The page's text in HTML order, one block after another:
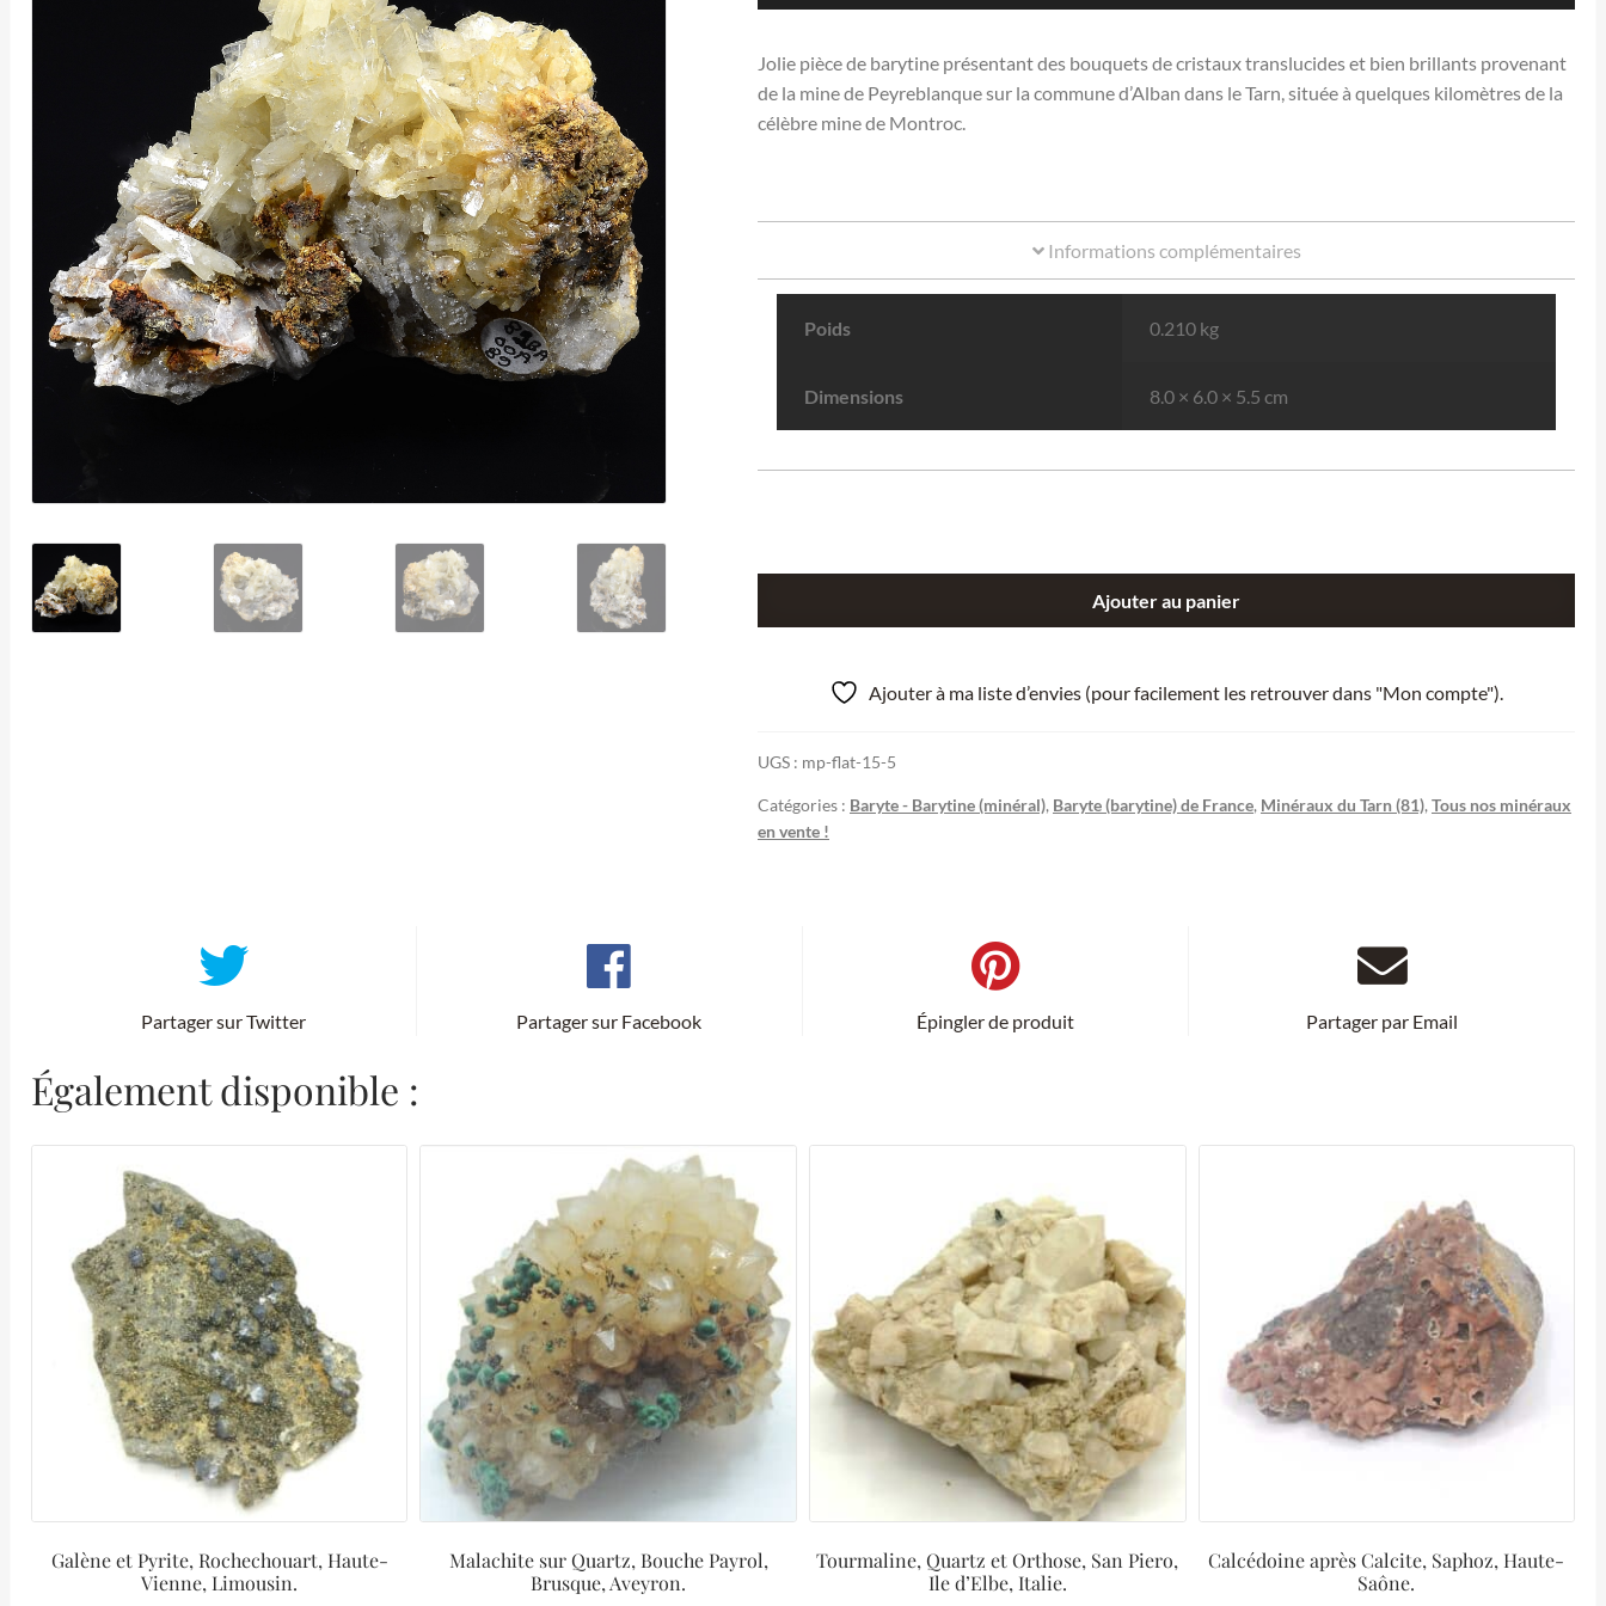
Jolie pièce de barytine présentant des bouquets de cristaux translucides et bien brillants provenant
de la mine de Peyreblanque sur la commune d’Alban dans le Tarn, située à quelques kilomètres de la
célèbre mine de Montroc.
Informations complémentaires
Poids 0.210 kg
Dimensions 8.0 × 6.0 × 5.5 cm
Peyreblanque,
Ajouter au panier
Ajouter à ma liste d’envies (pour facilement les retrouver dans "Mon compte").
UGS : mp-flat-15-5
Catégories : Baryte - Barytine (minéral), Baryte (barytine) de France, Minéraux du Tarn (81), Tous nos minéraux
en vente !
Partager sur Twitter Partager sur Facebook Épingler de produit Partager par Email
Également disponible :
Galène et Pyrite, Rochechouart, Haute-
Vienne, Limousin.
Malachite sur Quartz, Bouche Payrol,
Brusque, Aveyron.
Tourmaline, Quartz et Orthose, San Piero,
Ile d’Elbe, Italie.
Calcédoine après Calcite, Saphoz, Haute-
Saône.